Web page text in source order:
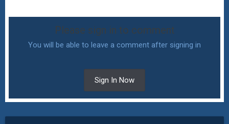
Please sign in to comment
You will be able to leave a comment after signing in
Sign In Now